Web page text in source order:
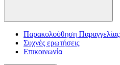
Παρακολούθηση Παραγγελίας
Συχνές ερωτήσεις
Επικοινωνία